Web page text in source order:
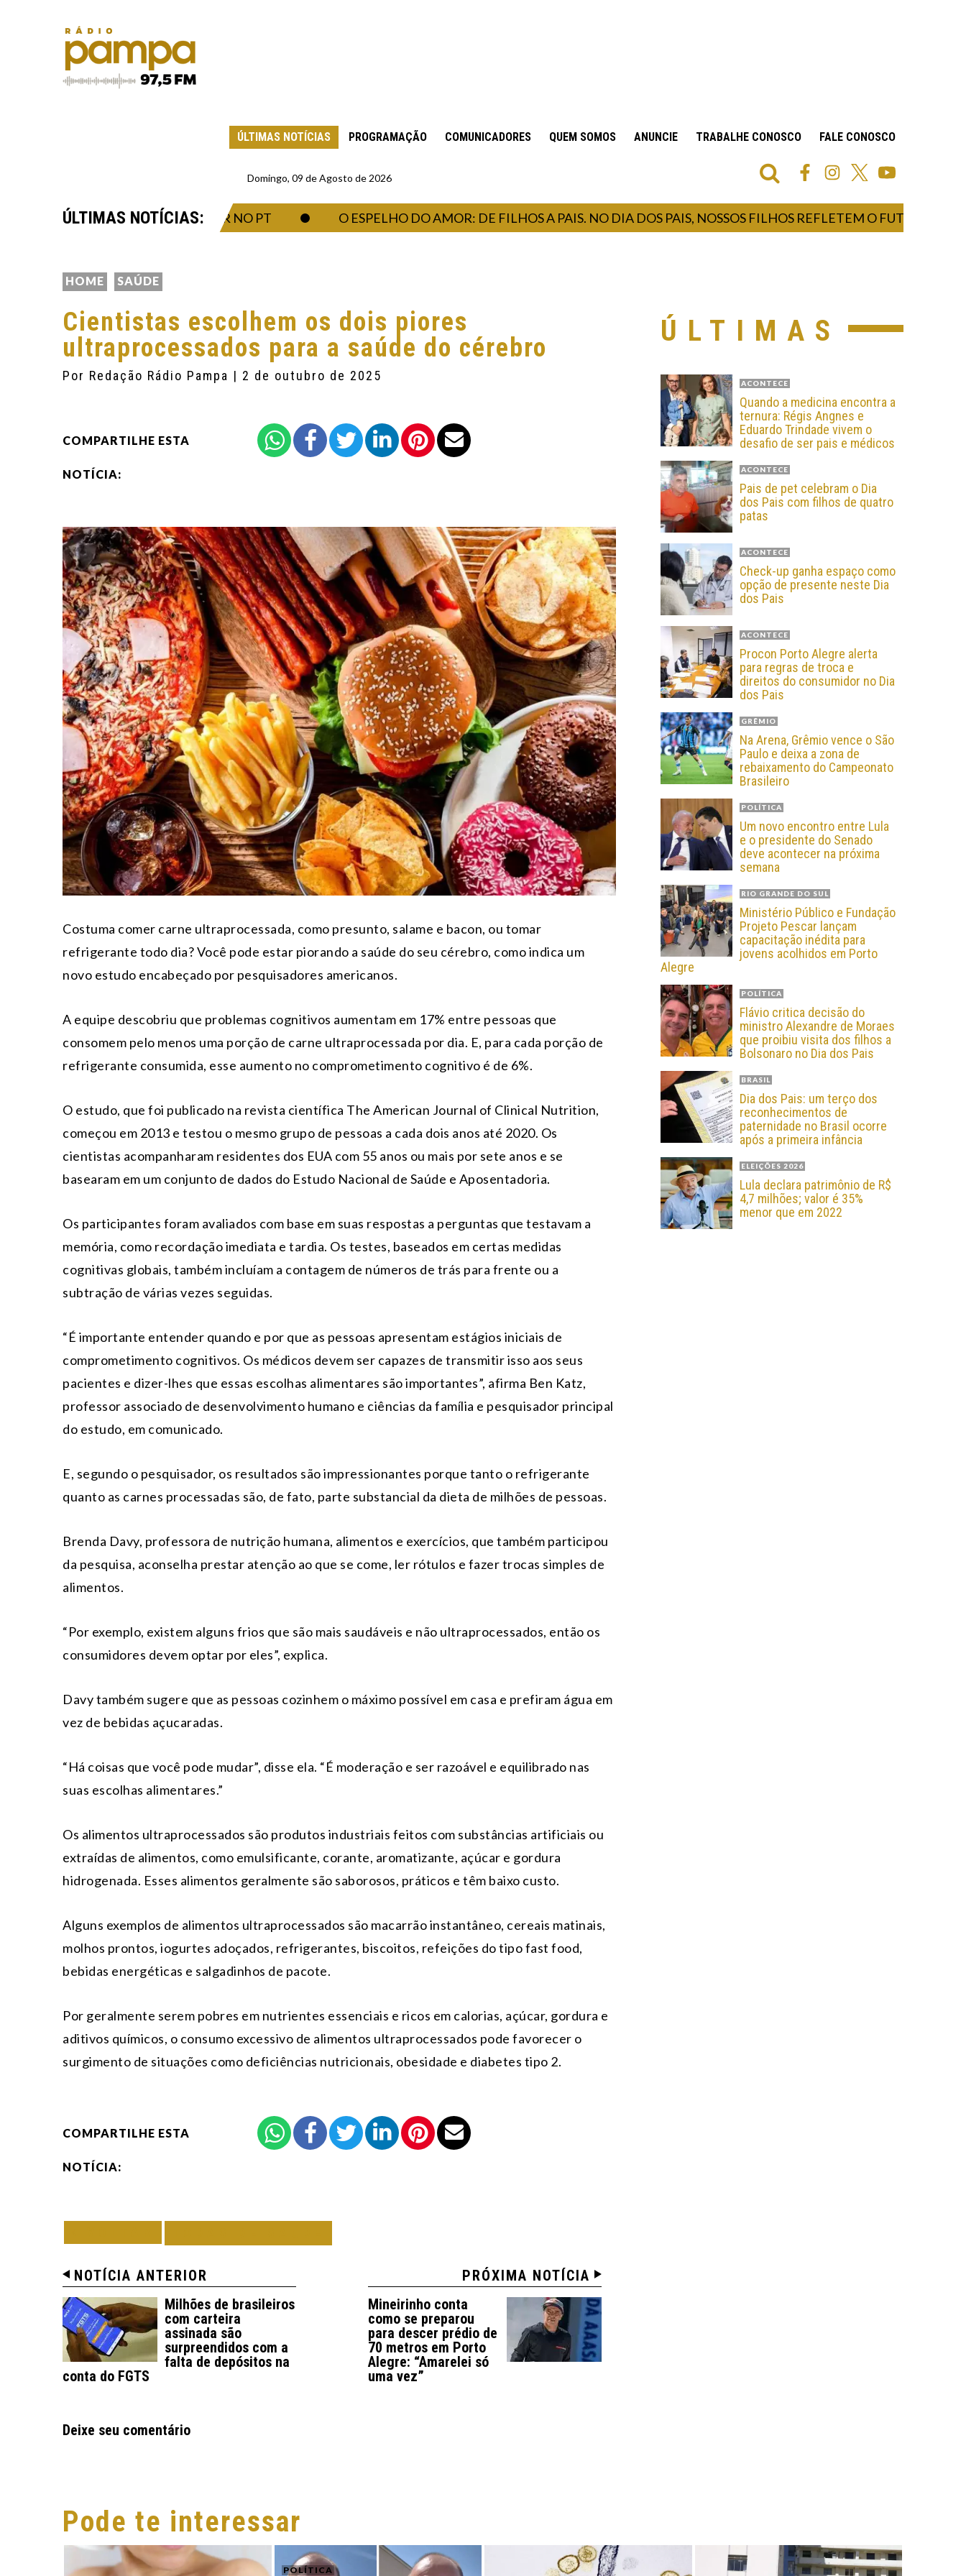
ÚLTIMAS NOTÍCIAS PROGRAMAÇÃO COMUNICADORES QUEM SOMOS ANUNCIE TRABALHE CONOSCO FALE CONOSCO
Domingo, 09 de Agosto de 2026
ÚLTIMAS NOTÍCIAS:
AVAL PARA TRABALHAR NO PT O ESPELHO DO AMOR: DE FILHOS A PAIS. NO DIA DOS PAIS, NOSSOS FILHOS REFLETEM O FUTURO E NOS
HOME SAÚDE
Cientistas escolhem os dois piores
ultraprocessados para a saúde do cérebro
Por Redação Rádio Pampa | 2 de outubro de 2025
COMPARTILHE ESTA
NOTÍCIA:
Costuma comer carne ultraprocessada, como presunto, salame e bacon, ou tomar
refrigerante todo dia? Você pode estar piorando a saúde do seu cérebro, como indica um
novo estudo encabeçado por pesquisadores americanos.
A equipe descobriu que problemas cognitivos aumentam em 17% entre pessoas que
consomem pelo menos uma porção de carne ultraprocessada por dia. E, para cada porção de
refrigerante consumida, esse aumento no comprometimento cognitivo é de 6%.
O estudo, que foi publicado na revista científica The American Journal of Clinical Nutrition,
começou em 2013 e testou o mesmo grupo de pessoas a cada dois anos até 2020. Os
cientistas acompanharam residentes dos EUA com 55 anos ou mais por sete anos e se
basearam em um conjunto de dados do Estudo Nacional de Saúde e Aposentadoria.
Os participantes foram avaliados com base em suas respostas a perguntas que testavam a
memória, como recordação imediata e tardia. Os testes, baseados em certas medidas
cognitivas globais, também incluíam a contagem de números de trás para frente ou a
subtração de várias vezes seguidas.
“É importante entender quando e por que as pessoas apresentam estágios iniciais de
comprometimento cognitivos. Os médicos devem ser capazes de transmitir isso aos seus
pacientes e dizer-lhes que essas escolhas alimentares são importantes”, afirma Ben Katz,
professor associado de desenvolvimento humano e ciências da família e pesquisador principal
do estudo, em comunicado.
E, segundo o pesquisador, os resultados são impressionantes porque tanto o refrigerante
quanto as carnes processadas são, de fato, parte substancial da dieta de milhões de pessoas.
Brenda Davy, professora de nutrição humana, alimentos e exercícios, que também participou
da pesquisa, aconselha prestar atenção ao que se come, ler rótulos e fazer trocas simples de
alimentos.
“Por exemplo, existem alguns frios que são mais saudáveis ​​e não ultraprocessados, então os
consumidores devem optar por eles”, explica.
Davy também sugere que as pessoas cozinhem o máximo possível em casa e prefiram água em
vez de bebidas açucaradas.
“Há coisas que você pode mudar”, disse ela. “É moderação e ser razoável e equilibrado nas
suas escolhas alimentares.”
Os alimentos ultraprocessados são produtos industriais feitos com substâncias artificiais ou
extraídas de alimentos, como emulsificante, corante, aromatizante, açúcar e gordura
hidrogenada. Esses alimentos geralmente são saborosos, práticos e têm baixo custo.
Alguns exemplos de alimentos ultraprocessados são macarrão instantâneo, cereais matinais,
molhos prontos, iogurtes adoçados, refrigerantes, biscoitos, refeições do tipo fast food,
bebidas energéticas e salgadinhos de pacote.
Por geralmente serem pobres em nutrientes essenciais e ricos em calorias, açúcar, gordura e
aditivos químicos, o consumo excessivo de alimentos ultraprocessados pode favorecer o
surgimento de situações como deficiências nutricionais, obesidade e diabetes tipo 2.
COMPARTILHE ESTA
NOTÍCIA:
NOTÍCIA ANTERIOR
Milhões de brasileiros
com carteira
assinada são
surpreendidos com a
falta de depósitos na
conta do FGTS
PRÓXIMA NOTÍCIA
Mineirinho conta
como se preparou
para descer prédio de
70 metros em Porto
Alegre: “Amarelei só
uma vez”
Deixe seu comentário
ÚLTIMAS
ACONTECE
Quando a medicina encontra a
ternura: Régis Angnes e
Eduardo Trindade vivem o
desafio de ser pais e médicos
ACONTECE
Pais de pet celebram o Dia
dos Pais com filhos de quatro
patas
ACONTECE
Check-up ganha espaço como
opção de presente neste Dia
dos Pais
ACONTECE
Procon Porto Alegre alerta
para regras de troca e
direitos do consumidor no Dia
dos Pais
GRÊMIO
Na Arena, Grêmio vence o São
Paulo e deixa a zona de
rebaixamento do Campeonato
Brasileiro
POLÍTICA
Um novo encontro entre Lula
e o presidente do Senado
deve acontecer na próxima
semana
RIO GRANDE DO SUL
Ministério Público e Fundação
Projeto Pescar lançam
capacitação inédita para
jovens acolhidos em Porto
Alegre
POLÍTICA
Flávio critica decisão do
ministro Alexandre de Moraes
que proibiu visita dos filhos a
Bolsonaro no Dia dos Pais
BRASIL
Dia dos Pais: um terço dos
reconhecimentos de
paternidade no Brasil ocorre
após a primeira infância
ELEIÇÕES 2026
Lula declara patrimônio de R$
4,7 milhões; valor é 35%
menor que em 2022
Pode te interessar
POLÍTICA